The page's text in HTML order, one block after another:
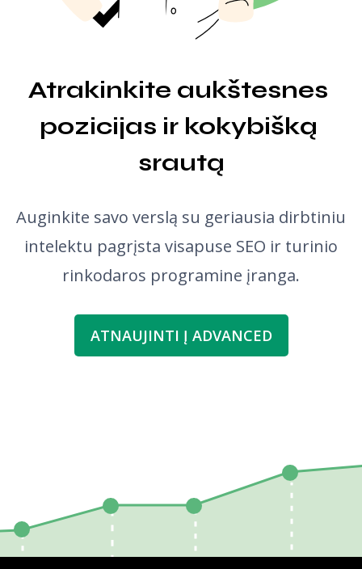
Atrakinkite aukštesnes
pozicijas ir kokybišką
srautą
Auginkite savo verslą su geriausia dirbtiniu
intelektu pagrįsta visapuse SEO ir turinio
rinkodaros programine įranga.
ATNAUJINTI Į ADVANCED